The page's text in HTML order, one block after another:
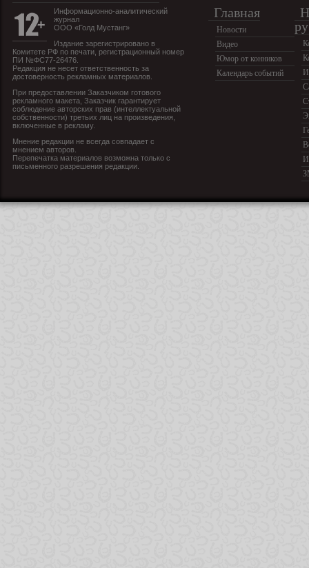
Информационно-аналитический
журнал
ООО «Голд Мустанг»
Издание зарегистрировано в
Комитете РФ по печати, регистрационный номер
ПИ №ФС77-26476.
Редакция не несет ответственность за
достоверность рекламных материалов.
При предоставлении Заказчиком готового
рекламного макета, Заказчик гарантирует
соблюдение авторских прав (интеллектуальной
собственности) третьих лиц на произведения,
включенные в рекламу.
Мнение редакции не всегда совпадает с
мнением авторов.
Перепечатка материалов возможна только с
письменного разрешения редакции.
Главная
Новости
Видео
Юмор от конников
Календарь событий